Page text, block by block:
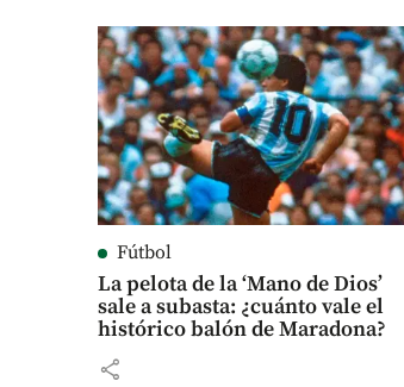
Fútbol
La pelota de la ‘Mano de Dios’
sale a subasta: ¿cuánto vale el
histórico balón de Maradona?
share